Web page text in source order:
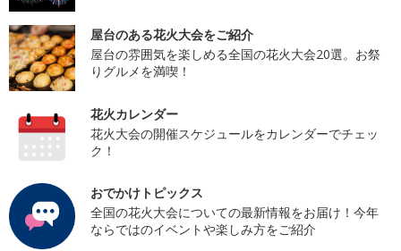
屋台のある花火大会をご紹介
屋台の雰囲気を楽しめる全国の花火大会20選。お祭
りグルメを満喫！
花火カレンダー
花火大会の開催スケジュールをカレンダーでチェッ
ク！
おでかけトピックス
全国の花火大会についての最新情報をお届け！今年
ならではのイベントや楽しみ方をご紹介